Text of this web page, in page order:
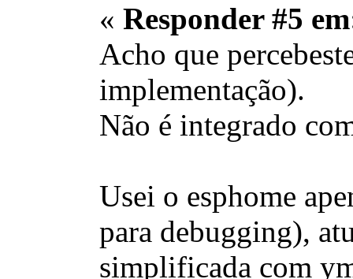
« Responder #5
Acho que
implementação).
Não é integrado
Usei o esphome
para debugging),
simplificada com